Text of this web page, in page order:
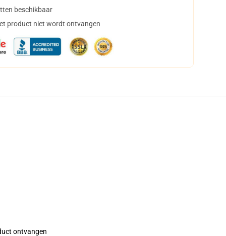
beschikbaar
product niet wordt ontvangen
ontvangen